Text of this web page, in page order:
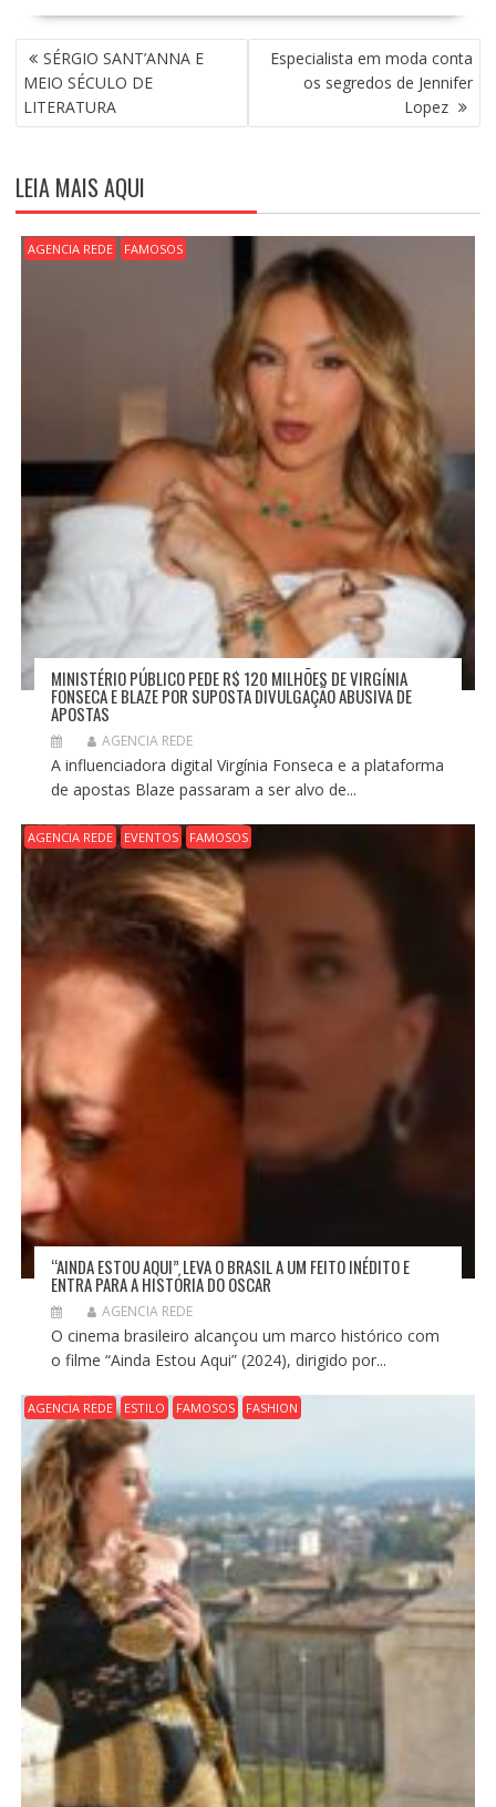
N
A
V
E
A
Ç
Ã
O
D
SÉRGIO SANT’ANNA E
MEIO SÉCULO DE
LITERATURA
Especialista em moda conta
os segredos de Jennifer
Lopez
LEIA MAIS AQUI
AGENCIA REDE FAMOSOS
MINISTÉRIO PÚBLICO PEDE R$ 120 MILHÕES DE VIRGÍNIA
FONSECA E BLAZE POR SUPOSTA DIVULGAÇÃO ABUSIVA DE
APOSTAS
AGENCIA REDE
A influenciadora digital Virgínia Fonseca e a plataforma
de apostas Blaze passaram a ser alvo de...
AGENCIA REDE EVENTOS FAMOSOS
“AINDA ESTOU AQUI” LEVA O BRASIL A UM FEITO INÉDITO E
ENTRA PARA A HISTÓRIA DO OSCAR
AGENCIA REDE
O cinema brasileiro alcançou um marco histórico com
o filme “Ainda Estou Aqui” (2024), dirigido por...
AGENCIA REDE ESTILO FAMOSOS FASHION